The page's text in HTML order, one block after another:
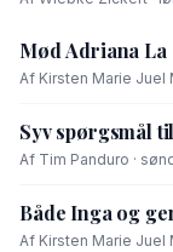
Mød Adriana
Af Kirsten Marie Juel
Syv spørgsmål
Af Tim Panduro ·
Både Inga og
Af Kirsten Marie Juel